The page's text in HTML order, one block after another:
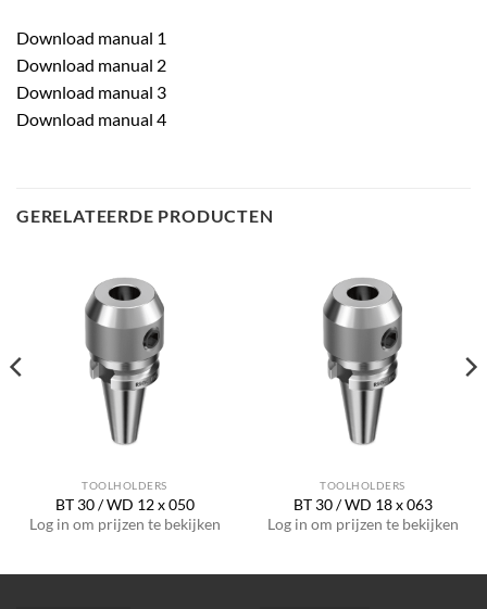
Download manual 1
Download manual 2
Download manual 3
Download manual 4
GERELATEERDE PRODUCTEN
TOOLHOLDERS
BT 30 / WD 12 x 050
Log in om prijzen te bekijken
TOOLHOLDERS
BT 30 / WD 18 x 063
Log in om prijzen te bekijken